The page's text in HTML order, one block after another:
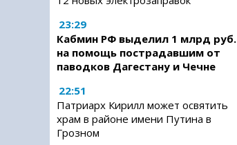
23:29
Кабмин РФ выделил 1 млрд руб.
на помощь пострадавшим от
паводков Дагестану и Чечне
22:51
Патриарх Кирилл может освятить
храм в районе имени Путина в
Грозном